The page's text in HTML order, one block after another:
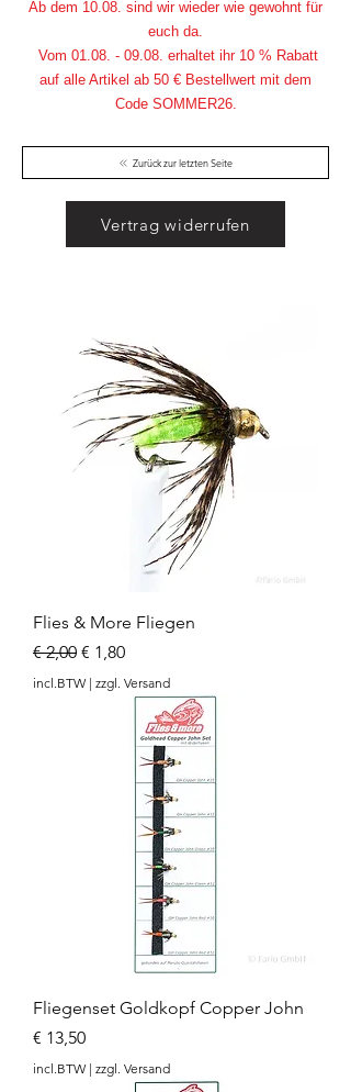
Zurück zur letzten Seite
Ab dem 10.08. sind wir wieder wie gewohnt für
euch da.
Vom 01.08. - 09.08. erhaltet ihr 10 % Rabatt
auf alle Artikel ab 50 € Bestellwert mit dem
Code SOMMER26.
Vertrag widerrufen
Flies & More Fliegen
Normale prijs
€ 2,00 Verkoopprijs
€ 1,80
incl.BTW | zzgl. Versand
Fliegenset Goldkopf Copper John
Prijs
€ 13,50
incl.BTW | zzgl. Versand